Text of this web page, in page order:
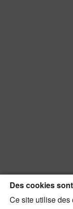
Des cookies
Ce site utilise des